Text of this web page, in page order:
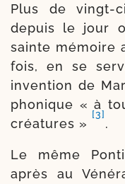
Plus de vingt-​
depuis le jour
sainte mémoire
fois, en se
inven­tion de
pho­nique « à
créa­tures »
[3]
.
Le même
après au